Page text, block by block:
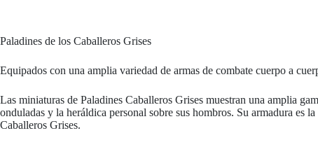
Paladines de los Caballeros Grises
Equipados con una amplia variedad de armas de combate cuerpo a
Las miniaturas de Paladines Caballeros Grises muestran una amplia
onduladas y la heráldica personal sobre sus hombros. Su armadura es
Caballeros Grises.